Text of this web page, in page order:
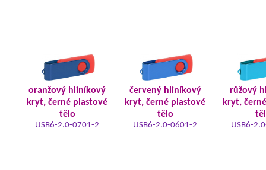
oranžový hliníkový
kryt, černé plastové
tělo
USB6-2.0-0701-2
červený hliníkový
kryt, černé plastové
tělo
USB6-2.0-0601-2
růžový
kryt,
USB6-